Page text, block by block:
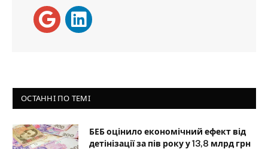
ОСТАННІ ПО ТЕМІ
БЕБ оцінило економічний ефект від
детінізації за пів року у 13,8 млрд грн